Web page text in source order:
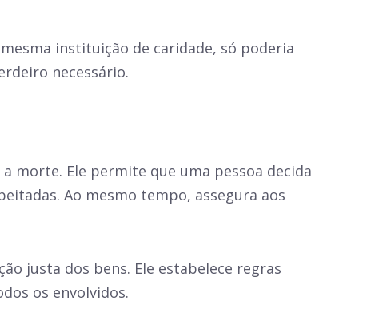
instituição de caridade, só poderia
necessário.
morte. Ele permite que uma pessoa decida
Ao mesmo tempo, assegura aos
justa dos bens. Ele estabelece regras
os envolvidos.